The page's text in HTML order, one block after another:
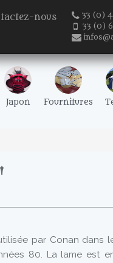
nous
33 (0)
33 (0)
Japon Fournitures
par Conan dans
80. La lame est